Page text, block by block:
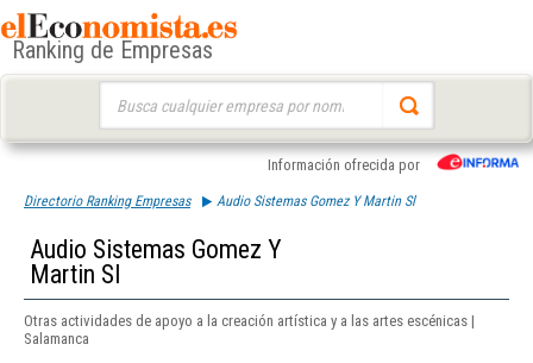
Ranking de Empresas
Información ofrecida por
Directorio Ranking Empresas Audio Sistemas Gomez Y Martin Sl
Audio Sistemas Gomez Y
Martin Sl
Otras actividades de apoyo a la creación artística y a las artes escénicas |
Salamanca